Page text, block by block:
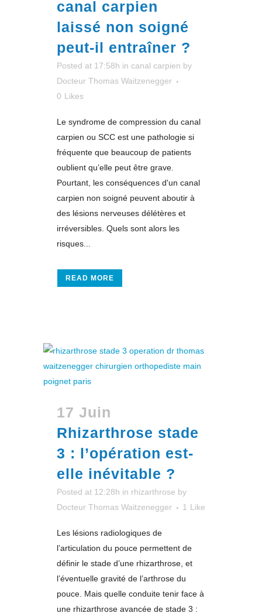
canal carpien
laissé non soigné
peut-il entraîner ?
Posted at 17:58h in canal carpien by
Docteur Thomas Waitzenegger
0 Likes
Le syndrome de compression du canal
carpien ou SCC est une pathologie si
fréquente que beaucoup de patients
oublient qu’elle peut être grave.
Pourtant, les conséquences d'un canal
carpien non soigné peuvent aboutir à
des lésions nerveuses délétères et
irréversibles. Quels sont alors les
risques...
READ MORE
17 Juin
Rhizarthrose stade
3 : l’opération est-
elle inévitable ?
Posted at 12:28h in rhizarthrose by
Docteur Thomas Waitzenegger
1 Like
Les lésions radiologiques de
l’articulation du pouce permettent de
définir le stade d’une rhizarthrose, et
l’éventuelle gravité de l’arthrose du
pouce. Mais quelle conduite tenir face à
une rhizarthrose avancée de stade 3 :